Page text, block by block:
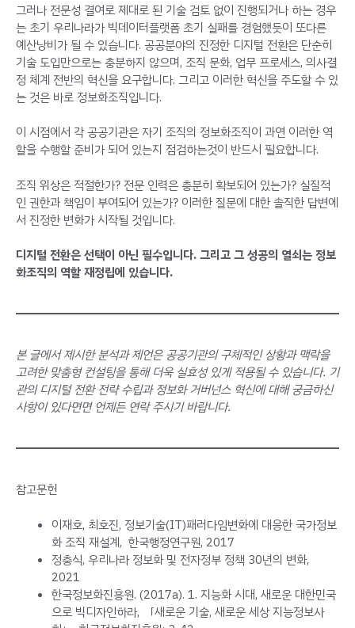
그러나 전문성 결여로 제대로 된 기술 검토 없이 진행되거나 하는 경우
는 초기 우리나라가 빅데이터플랫폼 초기 실패를 경험했듯이 또다른
예산낭비가 될 수 있습니다. 공공분야의 진정한 디지털 전환은 단순히
기술 도입만으로는 충분하지 않으며, 조직 문화, 업무 프로세스, 의사결
정 체계 전반의 혁신을 요구합니다. 그리고 이러한 혁신을 주도할 수 있
는 것은 바로 정보화조직입니다.
이 시점에서 각 공공기관은 자기 조직의 정보화조직이 과연 이러한 역
할을 수행할 준비가 되어 있는지 점검하는것이 반드시 필요합니다.
조직 위상은 적절한가? 전문 인력은 충분히 확보되어 있는가? 실질적
인 권한과 책임이 부여되어 있는가? 이러한 질문에 대한 솔직한 답변에
서 진정한 변화가 시작될 것입니다.
디지털 전환은 선택이 아닌 필수입니다. 그리고 그 성공의 열쇠는 정보
화조직의 역할 재정립에 있습니다.
본 글에서 제시한 분석과 제언은 공공기관의 구체적인 상황과 맥락을
고려한 맞춤형 컨설팅을 통해 더욱 실효성 있게 적용될 수 있습니다. 기
관의 디지털 전환 전략 수립과 정보화 거버넌스 혁신에 대해 궁금하신
사항이 있다면면 언제든 연락 주시기 바랍니다.
참고문헌
이재호, 최호진, 정보기술(IT)패러다임변화에 대응한 국가정보
화 조직 재설계, 한국행정연구원, 2017
정충식, 우리나라 정보화 및 전자정부 정책 30년의 변화,
2021
한국정보화진흥원. (2017a). 1. 지능화 시대, 새로운 대한민국
으로 빅디자인하라, 「새로운 기술, 새로운 세상 지능정보사